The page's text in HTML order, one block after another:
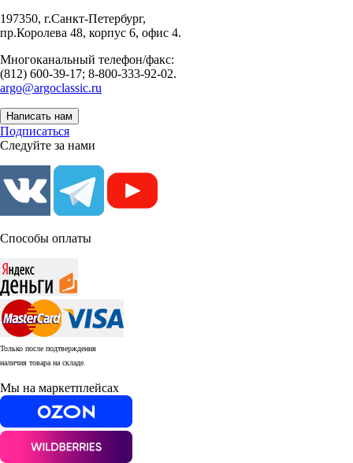
197350, г.Санкт-Петербург,
пр.Королева 48, корпус 6, офис 4.
Многоканальный телефон/факс:
(812) 600-39-17; 8-800-333-92-02.
argo@argoclassic.ru
Написать нам
Подписаться
Следуйте за нами
Способы оплаты
Только после подтверждения
наличия товара на складе.
Мы на маркетплейсах